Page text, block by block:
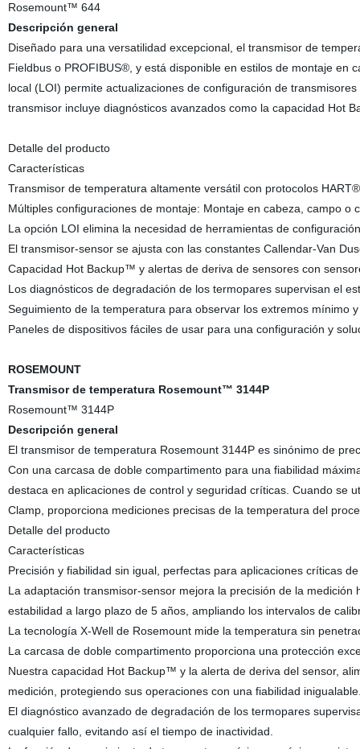
Rosemount™ 644
Descripción general
Diseñado para una versatilidad excepcional, el transmisor de
Fieldbus o PROFIBUS®, y está disponible en estilos de montaje en
local (LOI) permite actualizaciones de configuración de
transmisor incluye diagnósticos avanzados como la capacidad Hot
Detalle del producto
Características
Transmisor de temperatura altamente versátil con protocolos
Múltiples configuraciones de montaje: Montaje en cabeza, campo o
La opción LOI elimina la necesidad de herramientas de
El transmisor-sensor se ajusta con las constantes Callendar-Van
Capacidad Hot Backup™ y alertas de deriva de sensores con
Los diagnósticos de degradación de los termopares supervisan el
Seguimiento de la temperatura para observar los extremos mínimo
Paneles de dispositivos fáciles de usar para una configuración y
ROSEMOUNT
Transmisor de temperatura Rosemount™ 3144P
Rosemount™ 3144P
Descripción general
El transmisor de temperatura Rosemount 3144P es sinónimo de
Con una carcasa de doble compartimento para una fiabilidad
destaca en aplicaciones de control y seguridad críticas. Cuando se
Clamp, proporciona mediciones precisas de la temperatura del
Detalle del producto
Características
Precisión y fiabilidad sin igual, perfectas para aplicaciones críticas
La adaptación transmisor-sensor mejora la precisión de la medición
estabilidad a largo plazo de 5 años, ampliando los intervalos de
La tecnología X-Well de Rosemount mide la temperatura sin
La carcasa de doble compartimento proporciona una protección
Nuestra capacidad Hot Backup™ y la alerta de deriva del sensor,
medición, protegiendo sus operaciones con una fiabilidad
El diagnóstico avanzado de degradación de los termopares
cualquier fallo, evitando así el tiempo de inactividad.